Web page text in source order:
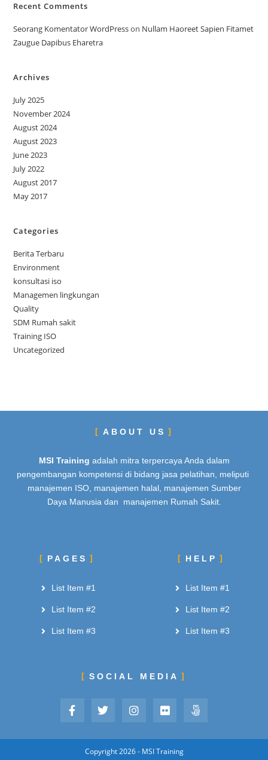
Recent Comments
Seorang Komentator WordPresson Nullam Haoreet Sapien Fitamet
Zaugue Dapibus Eharetra
Archives
July 2025
November 2024
August 2024
August 2023
June 2023
July 2022
August 2017
May 2017
Categories
Berita Terbaru
Environment
konsultasi iso
Managemen lingkungan
Quality
SDM Rumah sakit
Training ISO
Uncategorized
ABOUT US
MSI Training adalah mitra terpercaya Anda dalam
pengembangan kompetensi di bidang jasa pelatihan, meliputi
manajemen ISO, manajemen halal, manajemen Sumber
Daya Manusia dan manajemen Rumah Sakit.
PAGES
List Item #1
List Item #2
List Item #3
HELP
List Item #1
List Item #2
List Item #3
SOCIAL MEDIA
Copyright 2026 - MSI Training